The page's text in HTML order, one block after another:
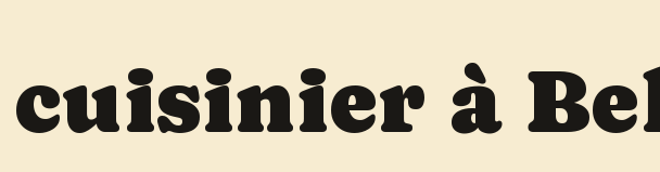
cuisinier à